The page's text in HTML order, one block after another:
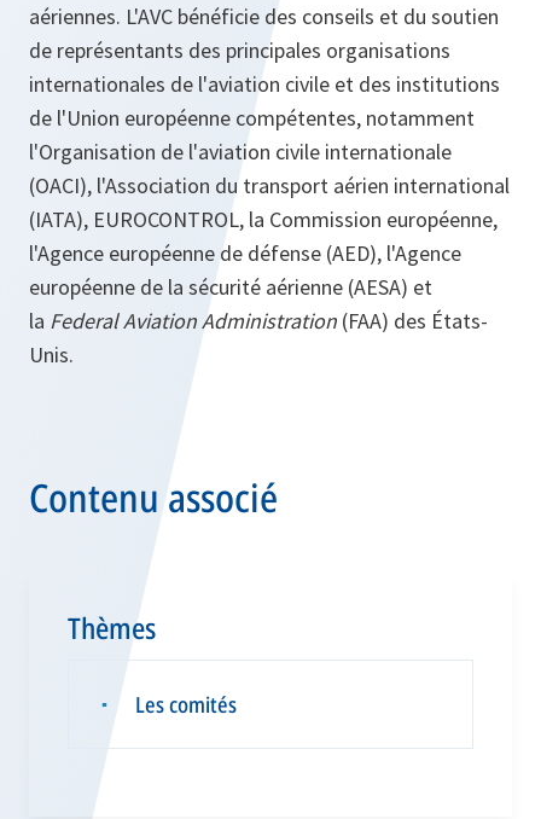
aériennes. L'AVC bénéficie des conseils et du soutien
de représentants des principales organisations
internationales de l'aviation civile et des institutions
de l'Union européenne compétentes, notamment
l'Organisation de l'aviation civile internationale
(OACI), l'Association du transport aérien international
(IATA), EUROCONTROL, la Commission européenne,
l'Agence européenne de défense (AED), l'Agence
européenne de la sécurité aérienne (AESA) et
la Federal Aviation Administration (FAA) des États-
Unis.
Contenu associé
Thèmes
▪ Les comités